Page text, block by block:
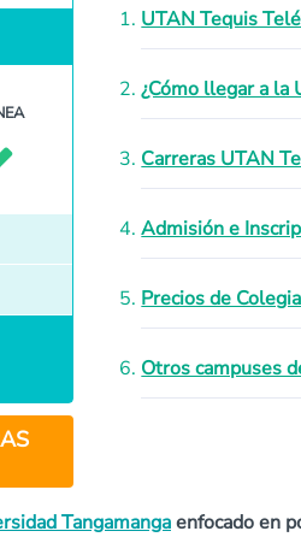
UTAN Tequis
¿Cómo llegar a la
Carreras UTAN
Admisión e
Precios de
Otros campuses
Tangamangaenfocado en